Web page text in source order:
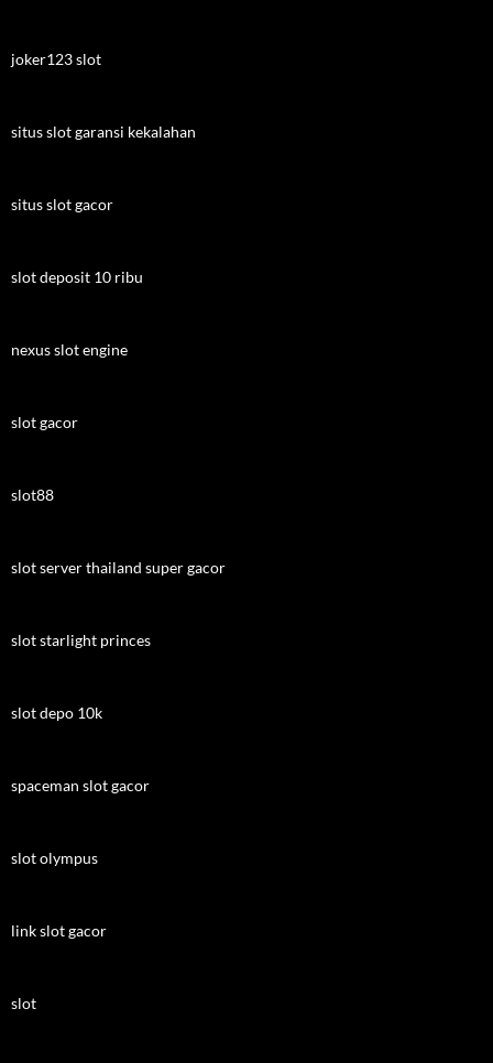
joker123 slot
situs slot garansi kekalahan
situs slot gacor
slot deposit 10 ribu
nexus slot engine
slot gacor
slot88
slot server thailand super gacor
slot starlight princes
slot depo 10k
spaceman slot gacor
slot olympus
link slot gacor
slot